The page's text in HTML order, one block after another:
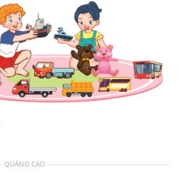
QUẢNG CÁO